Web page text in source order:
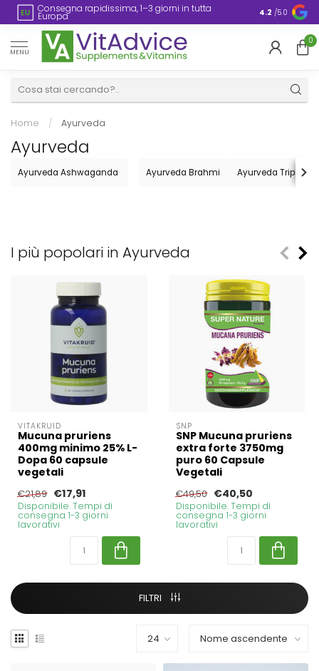
Consegna rapidissima, 1–3 giorni in tutta
Europa 4.2 /5.0
MENU
0
Home / Ayurveda
Ayurveda
Ayurveda Ashwaganda Ayurveda Brahmi Ayurveda Triphala
I più popolari in Ayurveda
VITAKRUID
Mucuna pruriens
400mg minimo 25% L-
Dopa 60 capsule
vegetali
€21,89 €17,91
Disponibile. Tempi di
consegna 1-3 giorni
lavorativi
SNP
SNP Mucuna pruriens
extra forte 3750mg
puro 60 Capsule
Vegetali
€49,50 €40,50
Disponibile. Tempi di
consegna 1-3 giorni
lavorativi
FILTRI